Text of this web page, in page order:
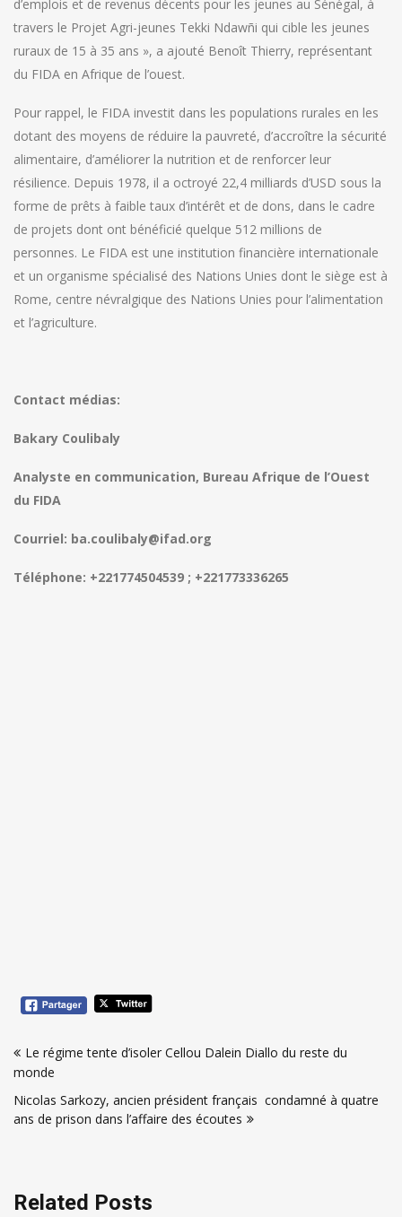
d’emplois et de revenus décents pour les jeunes au Sénégal, à
travers le Projet Agri-jeunes Tekki Ndawñi qui cible les jeunes
ruraux de 15 à 35 ans », a ajouté Benoît Thierry, représentant
du FIDA en Afrique de l’ouest.
Pour rappel, le FIDA investit dans les populations rurales en les
dotant des moyens de réduire la pauvreté, d’accroître la sécurité
alimentaire, d’améliorer la nutrition et de renforcer leur
résilience. Depuis 1978, il a octroyé 22,4 milliards d’USD sous la
forme de prêts à faible taux d’intérêt et de dons, dans le cadre
de projets dont ont bénéficié quelque 512 millions de
personnes. Le FIDA est une institution financière internationale
et un organisme spécialisé des Nations Unies dont le siège est à
Rome, centre névralgique des Nations Unies pour l’alimentation
et l’agriculture.
Contact médias:
Bakary Coulibaly
Analyste en communication, Bureau Afrique de l’Ouest
du FIDA
Courriel: ba.coulibaly@ifad.org
Téléphone: +221774504539 ; +221773336265
de
l’article
Le régime tente d’isoler Cellou Dalein Diallo du reste du
monde
Nicolas Sarkozy, ancien président français condamné à quatre
ans de prison dans l’affaire des écoutes
Related Posts